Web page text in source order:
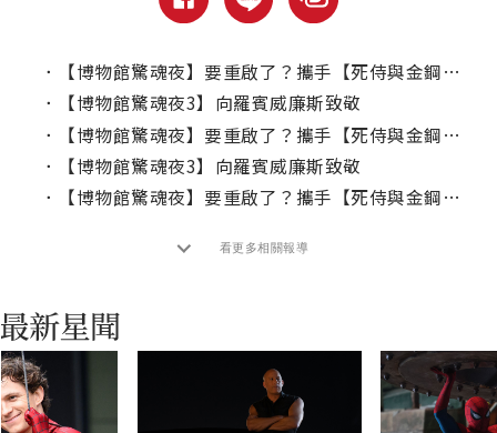
．
【博物館驚魂夜】要重啟了？攜手【死侍與金鋼狼】製片團隊！
．
【博物館驚魂夜3】向羅賓威廉斯致敬
．
【博物館驚魂夜】要重啟了？攜手【死侍與金鋼狼】製片團隊！
．
【博物館驚魂夜3】向羅賓威廉斯致敬
．
【博物館驚魂夜】要重啟了？攜手【死侍與金鋼狼】製片團隊！
看更多相關報導